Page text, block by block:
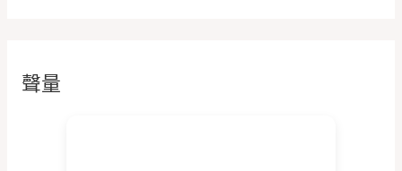
聲量